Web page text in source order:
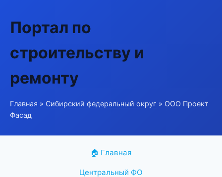
Портал по
строительству и
ремонту
Главная » Сибирский федеральный округ » ООО Проект
Фасад
🏠 Главная
Центральный ФО